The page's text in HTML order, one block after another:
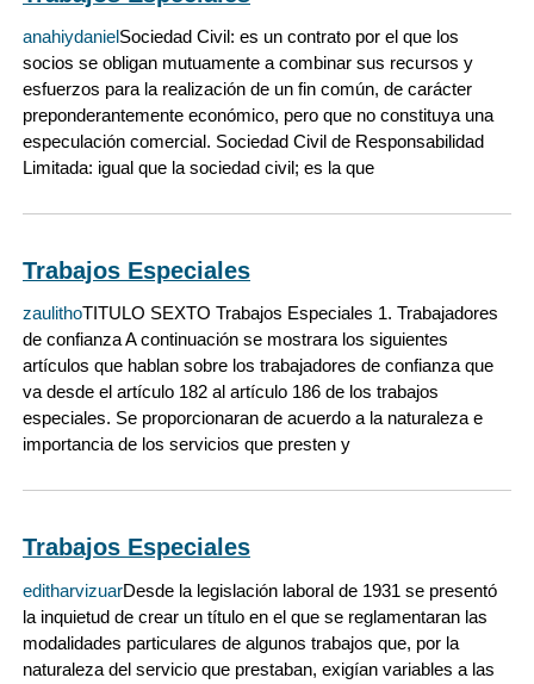
anahiydanielSociedad Civil: es un contrato por el que los
socios se obligan mutuamente a combinar sus recursos y
esfuerzos para la realización de un fin común, de carácter
preponderantemente económico, pero que no constituya una
especulación comercial. Sociedad Civil de Responsabilidad
Limitada: igual que la sociedad civil; es la que
Trabajos Especiales
zaulithoTITULO SEXTO Trabajos Especiales 1. Trabajadores
de confianza A continuación se mostrara los siguientes
artículos que hablan sobre los trabajadores de confianza que
va desde el artículo 182 al artículo 186 de los trabajos
especiales. Se proporcionaran de acuerdo a la naturaleza e
importancia de los servicios que presten y
Trabajos Especiales
editharvizuarDesde la legislación laboral de 1931 se presentó
la inquietud de crear un título en el que se reglamentaran las
modalidades particulares de algunos trabajos que, por la
naturaleza del servicio que prestaban, exigían variables a las